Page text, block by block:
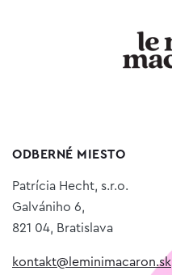
ODBERNÉ MIESTO
Patrícia Hecht, s.r.o.
Galvániho 6,
821 04, Bratislava
kontakt@leminimacaron.sk